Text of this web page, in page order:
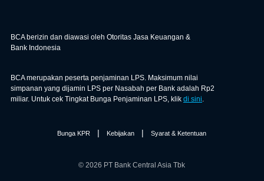
BCA berizin dan diawasi oleh Otoritas Jasa Keuangan &
Bank Indonesia
BCA merupakan peserta penjaminan LPS. Maksimum nilai
simpanan yang dijamin LPS per Nasabah per Bank adalah Rp2
miliar. Untuk cek Tingkat Bunga Penjaminan LPS, klik di sini.
Bunga KPR | Kebijakan | Syarat & Ketentuan
© 2026 PT Bank Central Asia Tbk